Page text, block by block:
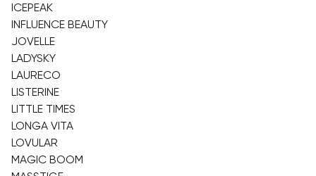
ICEPEAK
INFLUENCE BEAUTY
JOVELLE
LADYSKY
LAURECO
LISTERINE
LITTLE TIMES
LONGA VITA
LOVULAR
MAGIC BOOM